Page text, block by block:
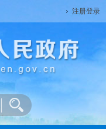
注册登录